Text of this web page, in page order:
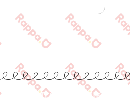
Αποκλειστικός